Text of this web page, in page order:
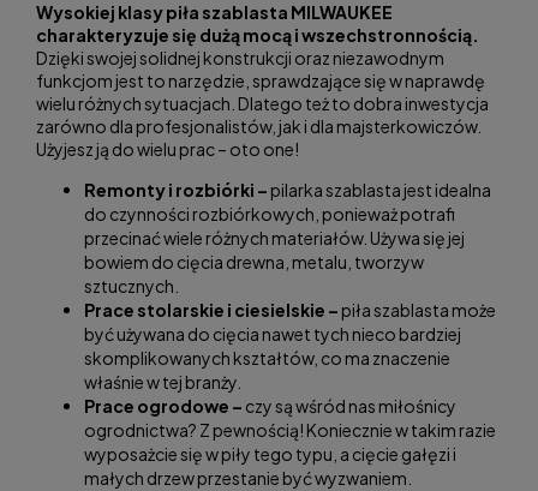
Wysokiej klasy piła szablasta MILWAUKEE
charakteryzuje się dużą mocą i wszechstronnością.
Dzięki swojej solidnej konstrukcji oraz niezawodnym
funkcjom jest to narzędzie, sprawdzające się w naprawdę
wielu różnych sytuacjach. Dlatego też to dobra inwestycja
zarówno dla profesjonalistów, jak i dla majsterkowiczów.
Użyjesz ją do wielu prac – oto one!
Remonty i rozbiórki – pilarka szablasta jest idealna
do czynności rozbiórkowych, ponieważ potrafi
przecinać wiele różnych materiałów. Używa się jej
bowiem do cięcia drewna, metalu, tworzyw
sztucznych.
Prace stolarskie i ciesielskie – piła szablasta może
być używana do cięcia nawet tych nieco bardziej
skomplikowanych kształtów, co ma znaczenie
właśnie w tej branży.
Prace ogrodowe – czy są wśród nas miłośnicy
ogrodnictwa? Z pewnością! Koniecznie w takim razie
wyposażcie się w piły tego typu, a cięcie gałęzi i
małych drzew przestanie być wyzwaniem.